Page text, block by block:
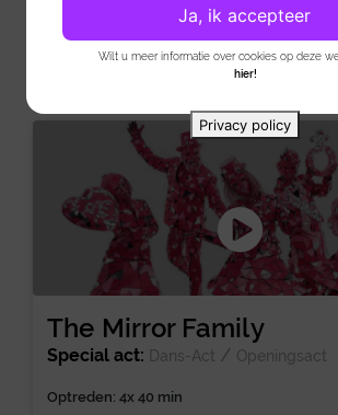
The Mirror Family
Special act: Dans-Act / Openingsact
Optreden: 4x 40 min
Wilt u meer informatie over cookies op deze
hier!
Ja, ik accepteer
Privacy policy